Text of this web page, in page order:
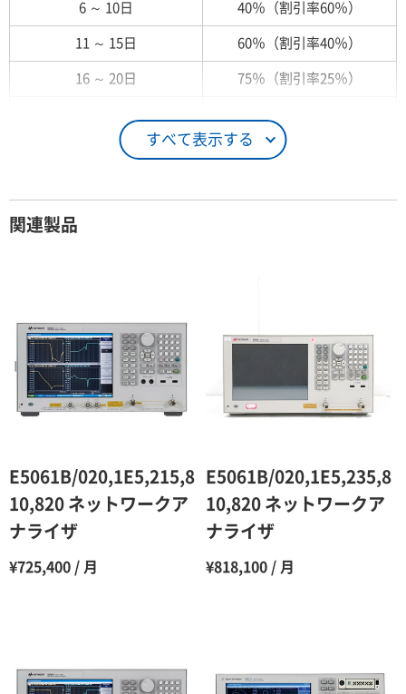
すべて表示する
6 ～ 10日 40％（割引率60％）
11 ～ 15日 60％（割引率40％）
16 ～ 20日 75％（割引率25％）
26日 ～ 1ヶ月 100％（割引率 0％）
2ヶ月
3ヶ月 80％（割引率20％）
4ヶ月 75％（割引率25％）
7ヶ月 60％（割引率 40％）
55％（割引率45％）
9ヶ月 50％（割引率50％）
12ヶ月 45％（割引率55％）
関連製品
E5061B/020,1E5,215,8
10,820 ネットワークア
ナライザ
¥725,400 / 月
E5061B/020,1E5,235,8
10,820 ネットワークア
ナライザ
¥818,100 / 月